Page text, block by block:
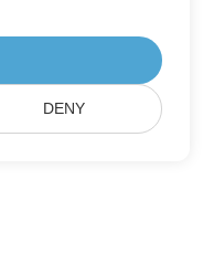
DENY